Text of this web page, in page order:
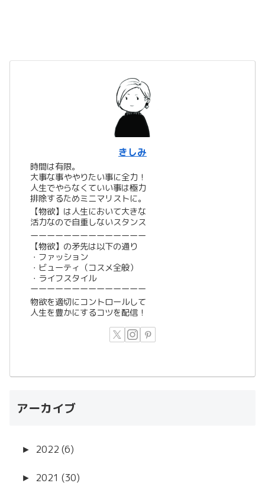
きしみ
時間は有限。
大事な事ややりたい事に全力！
人生でやらなくていい事は極力
排除するためミニマリストに。
【物欲】は人生において大きな
活力なので自重しないスタンス
ーーーーーーーーーーーーーー
【物欲】の矛先は以下の通り
・ファッション
・ビューティ（コスメ全般）
・ライフスタイル
ーーーーーーーーーーーーーー
物欲を適切にコントロールして
人生を豊かにするコツを配信！
アーカイブ
► 2022 (6)
► 2021 (30)